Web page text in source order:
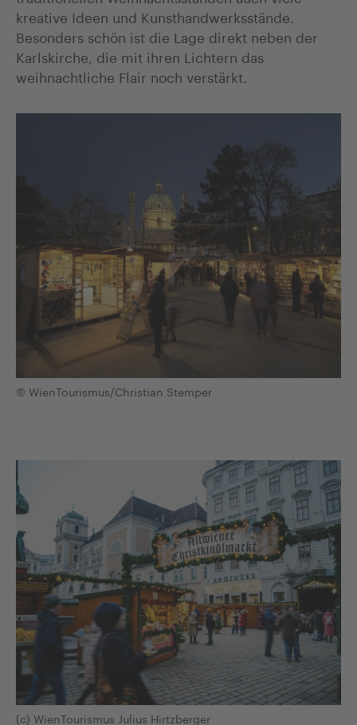
© WienTourismus/Christian Stemper
kreative Ideen und Kunsthandwerksstände.
Besonders schön ist die Lage direkt neben der
Karlskirche, die mit ihren Lichtern das
weihnachtliche Flair noch verstärkt.
(c) WienTourismus Julius Hirtzberger